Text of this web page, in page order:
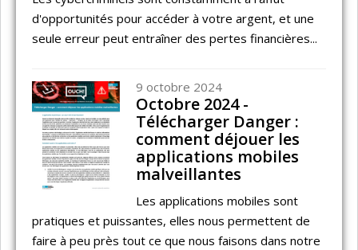
d'opportunités pour accéder à votre argent, et une
seule erreur peut entraîner des pertes financières...
9 octobre 2024
Octobre 2024 -
Télécharger Danger :
comment déjouer les
applications mobiles
malveillantes
Les applications mobiles sont
pratiques et puissantes, elles nous permettent de
faire à peu près tout ce que nous faisons dans notre